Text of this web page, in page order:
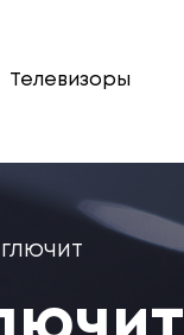
Телевизоры
ГЛЮЧИТ